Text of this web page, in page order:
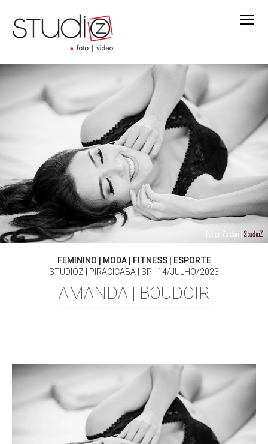
FEMININO | MODA | FITNESS | ESPORTE
STUDIOZ | PIRACICABA | SP
14/JULHO/2023
AMANDA | BOUDOIR